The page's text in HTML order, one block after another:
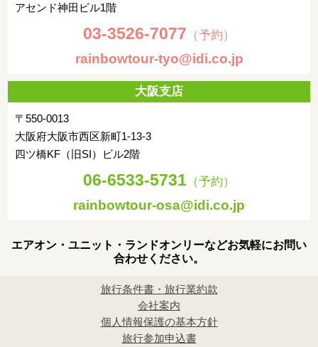
アセンド神田ビル1階
03-3526-7077 （予約）
rainbowtour-tyo@idi.co.jp
大阪支店
〒550-0013
大阪府大阪市西区新町1-13-3
四ツ橋KF（旧SI）ビル2階
06-6533-5731 （予約）
rainbowtour-osa@idi.co.jp
エアオン・ユニット・ランドオンリーなどお気軽にお問い
合わせください。
旅行条件書・旅行業約款
会社案内
個人情報保護の基本方針
旅行参加申込書